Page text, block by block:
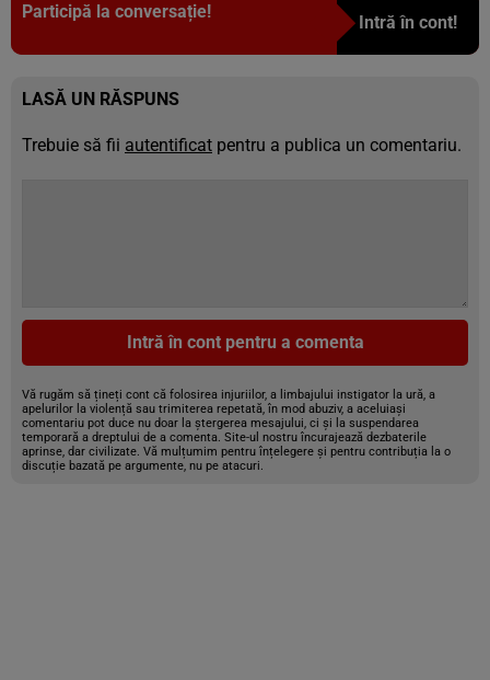
Participă la conversație!
Intră în cont!
LASĂ UN RĂSPUNS
Trebuie să fii autentificat pentru a publica un comentariu.
Intră în cont pentru a comenta
Vă rugăm să țineți cont că folosirea injuriilor, a limbajului instigator la ură, a
apelurilor la violență sau trimiterea repetată, în mod abuziv, a aceluiași
comentariu pot duce nu doar la ștergerea mesajului, ci și la suspendarea
temporară a dreptului de a comenta. Site-ul nostru încurajează dezbaterile
aprinse, dar civilizate. Vă mulțumim pentru înțelegere și pentru contribuția la o
discuție bazată pe argumente, nu pe atacuri.